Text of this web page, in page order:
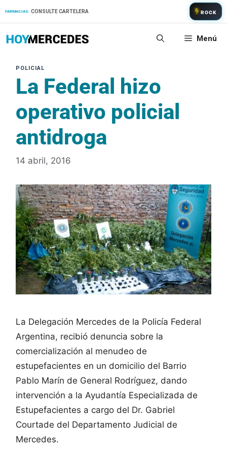
FARMACIAS: CONSULTE CARTELERA ROCK
Menú
La Federal hizo
operativo policial
antidroga
14 abril, 2016
La Delegación Mercedes de la Policía Federal
Argentina, recibió denuncia sobre la
comercialización al menudeo de
estupefacientes en un domicilio del Barrio
Pablo Marín de General Rodríguez, dando
intervención a la Ayudantía Especializada de
Estupefacientes a cargo del Dr. Gabriel
Courtade del Departamento Judicial de
Mercedes.